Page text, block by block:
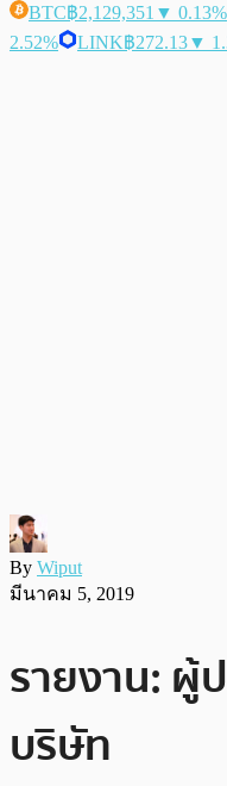
BTC฿2,129,351 ▼ 0.13%
2.52%
LINK฿272.13▼
By Wiput
มีนาคม 5, 2019
รายงาน: ผู้
บริษัท